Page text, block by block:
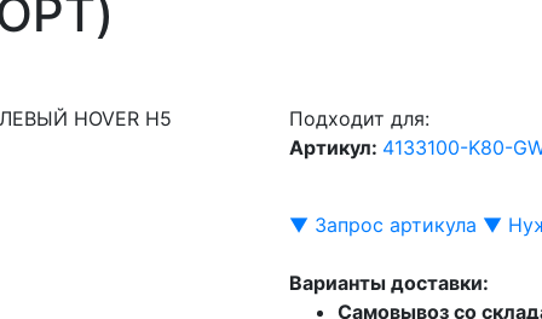
Подходит для:
Артикул: 4133100-K80-
▼ Запрос артикула ▼
Варианты доставки:
Самовывоз со